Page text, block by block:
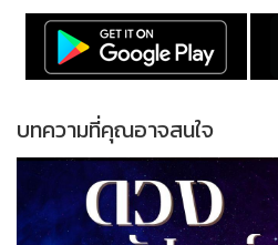
บทความที่คุณอาจสนใจ